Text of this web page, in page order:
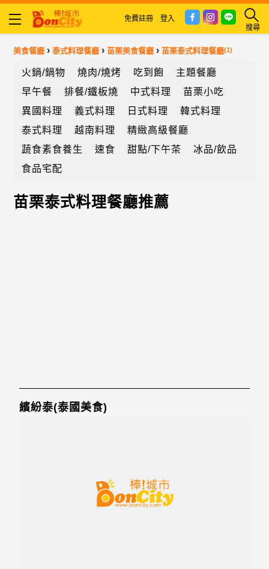
搜尋
免費註冊 登入
美食餐廳 ›泰式料理餐廳 ›苗栗美食餐廳 ›苗栗泰式料理餐廳(1)
火鍋/鍋物 燒肉/燒烤 吃到飽
主題餐廳
早午餐
排餐/鐵板燒 中式料理
苗栗小吃
異國料理
義式料理 日式料理
韓式料理
泰式料理
越南料理
精緻高級餐廳
蔬食素食養生
速食 甜點/下午茶
冰品/飲品
食品宅配
苗栗泰式料理餐廳推薦
繽紛泰(泰國美食)